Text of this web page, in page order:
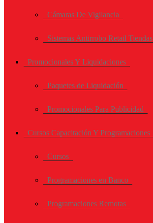
Cámaras De Vigilancia
Sistemas Antirrobo Retail Tiendas
Promocionales Y Liquidaciones
Paquetes de Liquidación
Promocionales Para Publicidad
Cursos Capacitación Y Programaciones
Cursos
Programaciones en Banco
Programaciones Remotas